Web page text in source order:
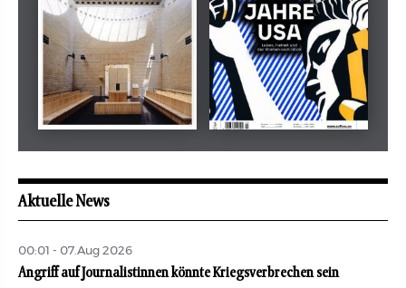
revue juive aufbau
Aktuelle News
00:01 - 07.Aug 2026
Angriff auf Journalistinnen könnte Kriegsverbrechen sein